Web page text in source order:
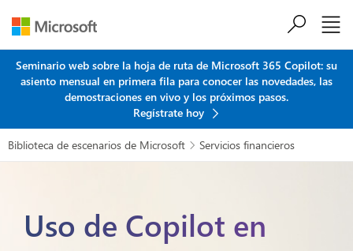
Seminario web sobre la hoja de ruta de Microsoft 365 Copilot: su
asiento mensual en primera fila para conocer las novedades, las
demostraciones en vivo y los próximos pasos.
Regístrate hoy
Biblioteca de escenarios de Microsoft  Servicios financieros
Uso de Copilot en